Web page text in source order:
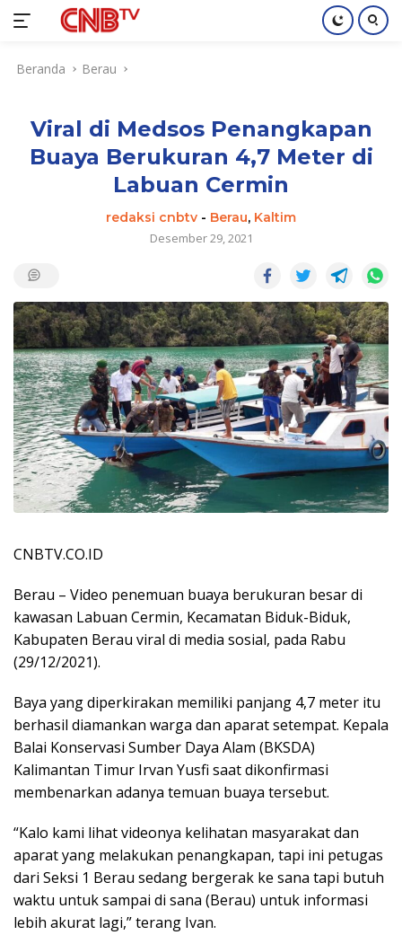
Beranda Berau
Viral di Medsos Penangkapan
Buaya Berukuran 4,7 Meter di
Labuan Cermin
redaksi cnbtv - Berau, Kaltim
Desember 29, 2021
CNBTV.CO.ID
Berau – Video penemuan buaya berukuran besar di
kawasan Labuan Cermin, Kecamatan Biduk-Biduk,
Kabupaten Berau viral di media sosial, pada Rabu
(29/12/2021).
Baya yang diperkirakan memiliki panjang 4,7 meter itu
berhasil diamankan warga dan aparat setempat. Kepala
Balai Konservasi Sumber Daya Alam (BKSDA)
Kalimantan Timur Irvan Yusfi saat dikonfirmasi
membenarkan adanya temuan buaya tersebut.
“Kalo kami lihat videonya kelihatan masyarakat dan
aparat yang melakukan penangkapan, tapi ini petugas
dari Seksi 1 Berau sedang bergerak ke sana tapi butuh
waktu untuk sampai di sana (Berau) untuk informasi
lebih akurat lagi,” terang Ivan.